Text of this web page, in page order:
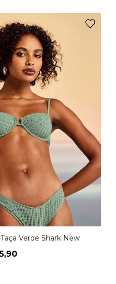
G
M
À SACOLA
Verde Shark New
,90